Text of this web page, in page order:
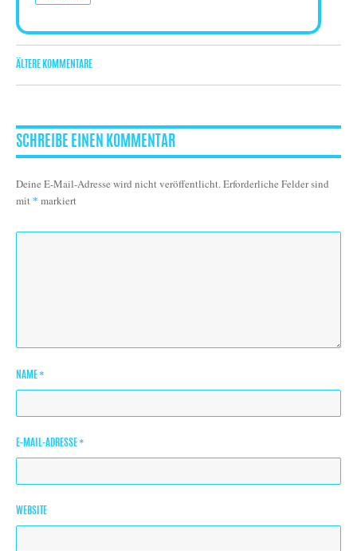
KOMMENTARNAVIGATION
ÄLTERE KOMMENTARE
SCHREIBE EINEN KOMMENTAR
Deine E-Mail-Adresse wird nicht veröffentlicht.Erforderliche Felder sind
mit * markiert
NAME *
E-MAIL-ADRESSE *
WEBSITE